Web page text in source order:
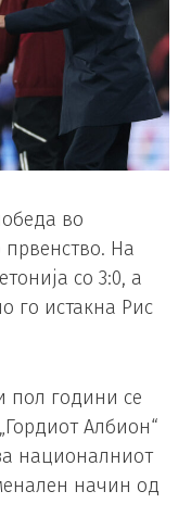
во
првенство. На
со 3:0, а
го истакна Рис
пол години се
Албион“
националниот
начин од